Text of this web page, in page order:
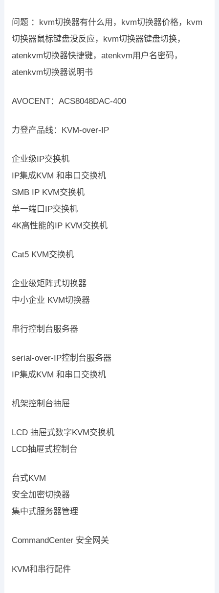
问题 ：kvm切换器有什么用，kvm切换器价格，kvm
切换器鼠标键盘没反应，kvm切换器键盘切换，
atenkvm切换器快捷键，atenkvm用户名密码，
atenkvm切换器说明书
AVOCENT：ACS8048DAC-400
力登产品线：KVM-over-IP
企业级IP交换机
IP集成KVM 和串口交换机
SMB IP KVM交换机
单一端口IP交换机
4K高性能的IP KVM交换机
Cat5 KVM交换机
企业级矩阵式切换器
中小企业 KVM切换器
串行控制台服务器
serial-over-IP控制台服务器
IP集成KVM 和串口交换机
机架控制台抽屉
LCD 抽屉式数字KVM交换机
LCD抽屉式控制台
台式KVM
安全加密切换器
集中式服务器管理
CommandCenter 安全网关
KVM和串行配件